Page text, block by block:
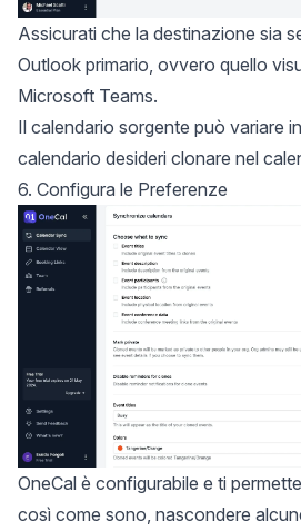
Assicurati che la destinazione sia
Outlook primario, ovvero quello
Microsoft Teams.
Il calendario sorgente può variare
calendario desideri clonare nel
6. Configura le Preferenze
OneCal è configurabile e ti
così come sono, nascondere